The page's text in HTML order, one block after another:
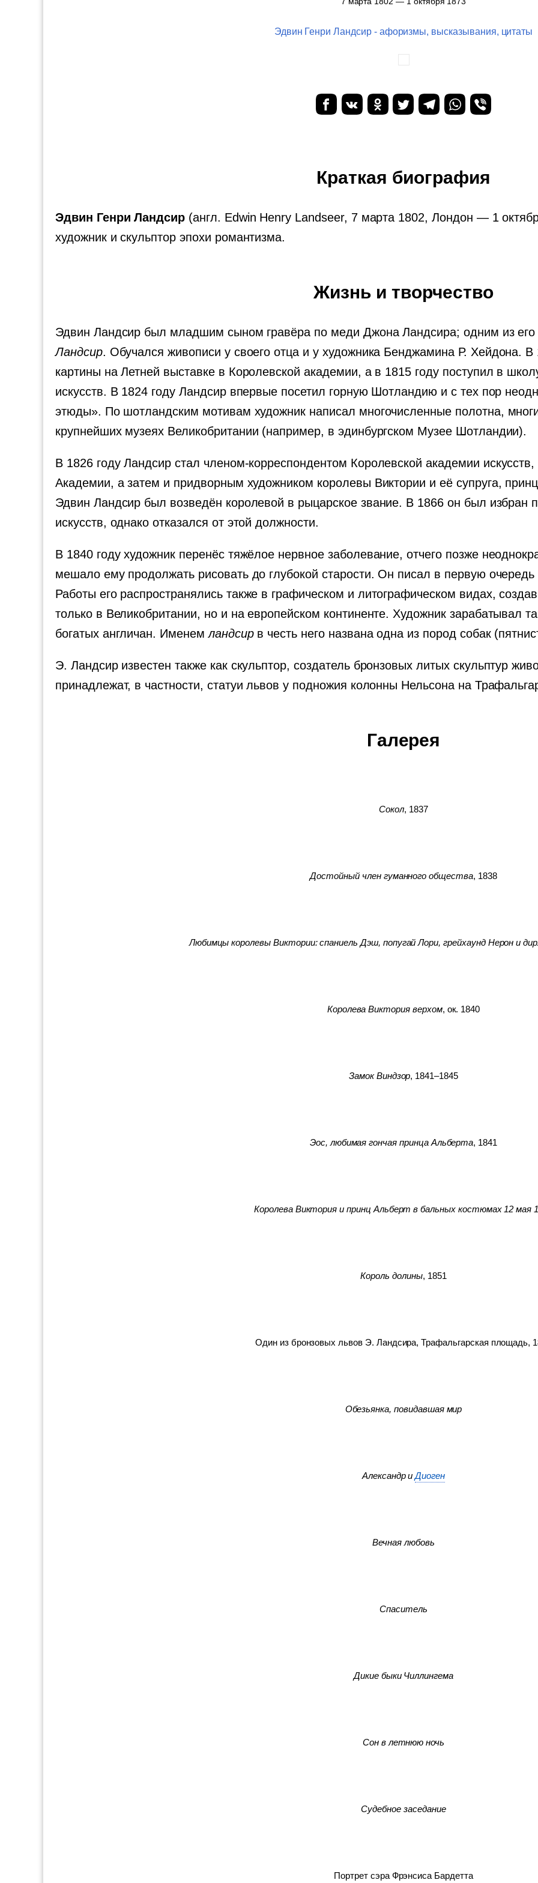
Эдвин Генри Ландсир - афоризмы, высказывания, цитаты
Краткая биография
Эдвин Генри Ландсир (англ. Edwin Henry Landseer, 7 марта 1802, Лондон — 1
художник и скульптор эпохи романтизма.
Жизнь и творчество
Эдвин Ландсир был младшим сыном гравёра по меди Джона Ландсира; одним из его
Ландсир. Обучался живописи у своего отца и у художника Бенджамина Р. Хейдона.
картины на Летней выставке в Королевской академии, а в 1815 году поступил в
искусств. В 1824 году Ландсир впервые посетил горную Шотландию и с тех пор
этюды». По шотландским мотивам художник написал многочисленные полотна,
крупнейших музеях Великобритании (например, в эдинбургском Музее Шотландии).
В 1826 году Ландсир стал членом-корреспондентом Королевской академии
Академии, а затем и придворным художником королевы Виктории и её супруга,
Эдвин Ландсир был возведён королевой в рыцарское звание. В 1866 он был избран
искусств, однако отказался от этой должности.
В 1840 году художник перенёс тяжёлое нервное заболевание, отчего позже
мешало ему продолжать рисовать до глубокой старости. Он писал в первую
Работы его распространялись также в графическом и литографическом видах,
только в Великобритании, но и на европейском континенте. Художник зарабатывал
богатых англичан. Именемландсирв честь него названа одна из пород собак
Э. Ландсир известен также как скульптор, создатель бронзовых литых скульптур
принадлежат, в частности, статуи львов у подножия колонны Нельсона на
Галерея
Сокол, 1837
Достойный член гуманного общества, 1838
Любимцы королевы Виктории: спаниель Дэш, попугай Лори, грейхаунд Нерон и
Королева Виктория верхом, ок. 1840
Замок Виндзор, 1841–1845
Эос, любимая гончая принца Альберта, 1841
Королева Виктория и принц Альберт в бальных костюмах 12 мая
Король долины, 1851
Один из бронзовых львов Э. Ландсира, Трафальгарская площадь,
Обезьянка, повидавшая мир
Александр иДиоген
Вечная любовь
Спаситель
Дикие быки Чиллингема
Сон в летнюю ночь
Судебное заседание
Портрет сэра Фрэнсиса Бардетта